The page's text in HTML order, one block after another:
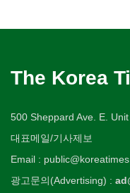
The Korea
500 Sheppard Ave. E.
대표메일/기사제보
Email :
광고문의(Advertising) :